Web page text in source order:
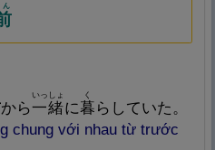
から一緒
いっしょ
に暮
く
らしていた。
với nhau từ trước